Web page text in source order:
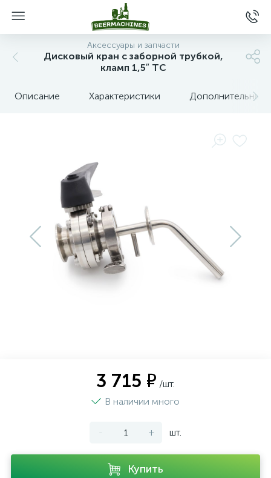
Аксессуары и запчасти
Дисковый кран с заборной трубкой,
кламп 1,5″ TC
Описание Характеристики Дополнительные
3 715 ₽ /шт.
В наличии много
- + шт.
Купить